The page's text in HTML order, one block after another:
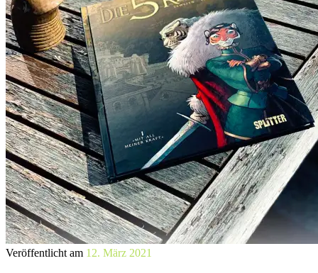
Veröffentlicht am 12. März 2021